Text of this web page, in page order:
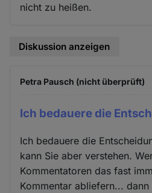
nicht zu heißen.
Diskussion anzeigen
Petra Pausch (nicht überprüft)
Ich bedauere die
Ich bedauere die
kann Sie aber verstehen.
Kommentatoren das fast
Kommentar abliefern...